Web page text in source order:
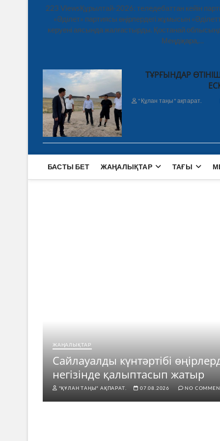
223 ViewsҚұрылтай-2026: теледебаттан кейін
«Әділет» партиясы өңірлердегі жұмысын
керуені аясында жалғастырды. Қостанай
Меңдіқара,…
ТҰРҒЫНДАР
"Құлан таңы" ақпарат.
БАСТЫ БЕТ ЖАҢАЛЫҚТАР ТАҒЫ
ЖАҢАЛЫҚТАР
Сайлауалды күнтәртібі
негізінде қалыптасып жатыр
"ҚҰЛАН ТАҢЫ" АҚПАРАТ. 07.08.2026 NO